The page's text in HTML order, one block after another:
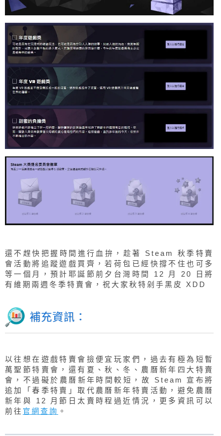
還不趕快把握時間進行血拚，趁著 Steam 秋季特賣
會活動將追蹤遊戲買齊，若荷包已經快撐不住也可多
等一個月，預計耶誕節前夕台灣時間 12 月 20 日將
有維期兩週冬季特賣會，祝大家秋特剁手黑皮 XDD
補充資訊：
以往想在遊戲特賣會撿便宜玩家們，過去有極為短暫
萬聖節特賣會，還有夏、秋、冬、農曆新年四大特賣
會，不過礙於農曆新年時間較短，故 Steam 宣布將
追加「春季特賣」取代農曆新年特賣活動，避免農曆
新年與 12 月節日太賣時程過近情況，更多資訊可以
前往 官網查詢 。